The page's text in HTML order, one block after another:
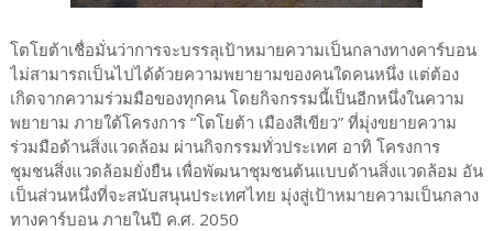
โตโยต้าเชื่อมั่นว่าการจะบรรลุเป้าหมายความเป็นกลางทางคาร์บอน
ไม่สามารถเป็นไปได้ด้วยความพยายามของคนใดคนหนึ่ง แต่ต้อง
เกิดจากความร่วมมือของทุกคน โดยกิจกรรมนี้เป็นอีกหนึ่งในความ
พยายาม ภายใต้โครงการ “โตโยต้า เมืองสีเขียว” ที่มุ่งขยายความ
ร่วมมือด้านสิ่งแวดล้อม ผ่านกิจกรรมทั่วประเทศ อาทิ โครงการ
ชุมชนสิ่งแวดล้อมยั่งยืน เพื่อพัฒนาชุมชนต้นแบบด้านสิ่งแวดล้อม อัน
เป็นส่วนหนึ่งที่จะสนับสนุนประเทศไทย มุ่งสู่เป้าหมายความเป็นกลาง
ทางคาร์บอน ภายในปี ค.ศ. 2050